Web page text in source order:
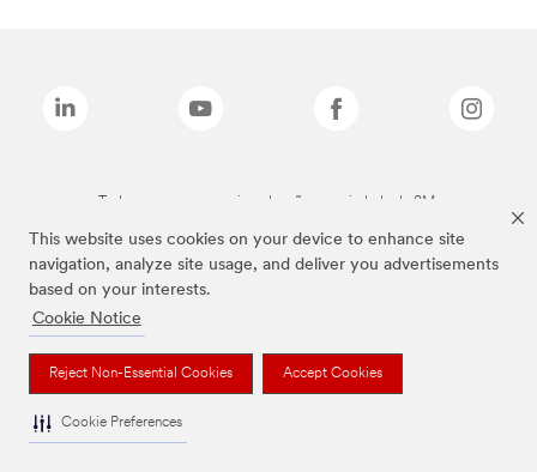
This website uses cookies on your device to enhance site
navigation, analyze site usage, and deliver you advertisements
based on your interests.
Cookie Notice
Reject Non-Essential Cookies Accept Cookies
Cookie Preferences
Todas as marcas mencionadas são propriedade da 3M.